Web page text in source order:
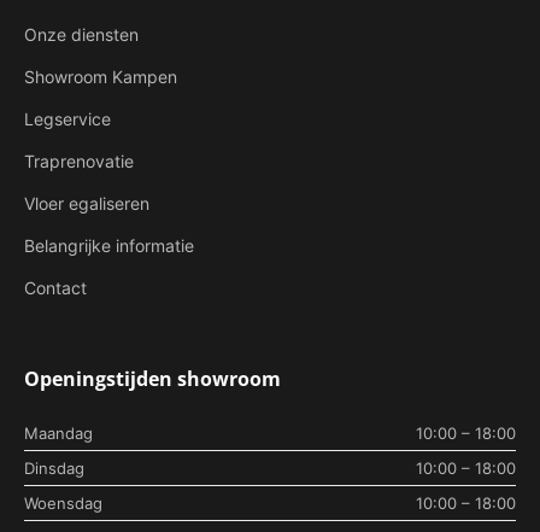
Onze diensten
Showroom Kampen
Legservice
Traprenovatie
Vloer egaliseren
Belangrijke informatie
Contact
Openingstijden showroom
Maandag
10:00 – 18:00
Dinsdag
10:00 – 18:00
Woensdag
10:00 – 18:00